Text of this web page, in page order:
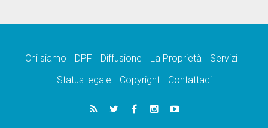
Chi siamo DPF Diffusione La Proprietà
Servizi
Status legale
Copyright Contattaci